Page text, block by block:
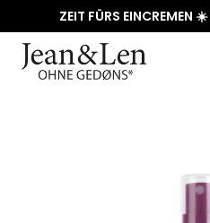
ZEIT FÜRS EINCREMEN
Bildergalerie überspringen